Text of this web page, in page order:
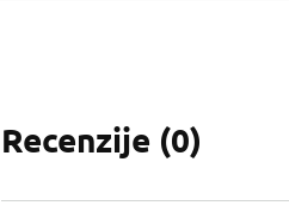
Recenzije (0)